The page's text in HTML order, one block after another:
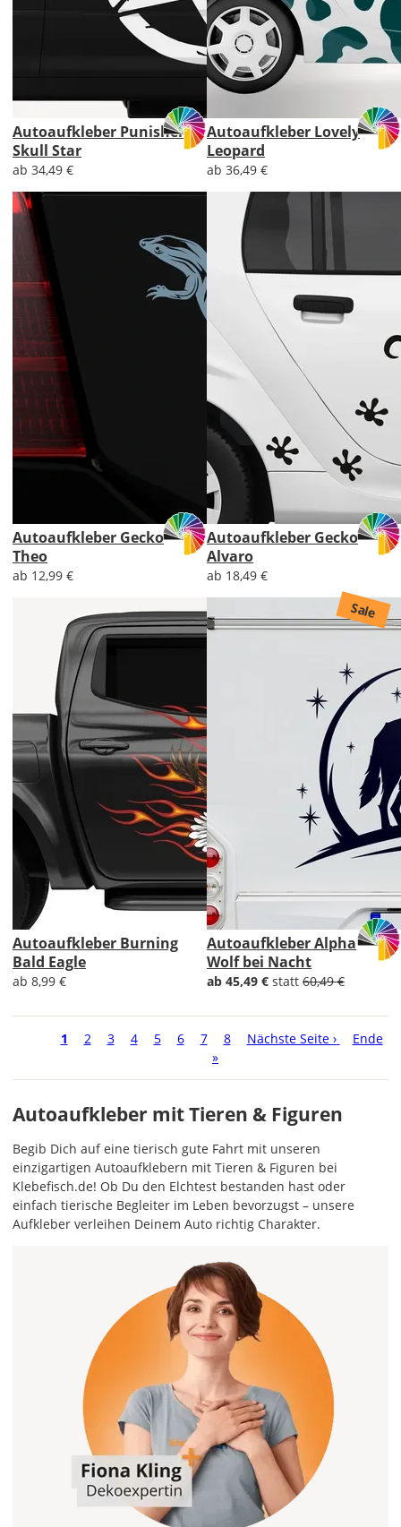
Autoaufkleber Punisher
Skull Star
ab 34,49 €
Autoaufkleber Lovely
Leopard
ab 36,49 €
Autoaufkleber Gecko
Theo
ab 12,99 €
Autoaufkleber Gecko
Alvaro
ab 18,49 €
Autoaufkleber Burning
Bald Eagle
ab 8,99 €
Sale
Autoaufkleber Alpha
Wolf bei Nacht
ab 45,49 € statt 60,49 €
Aktuelle
1 Seite
2 Seite
3 Seite
4 Seite
5 Seite
6 Seite
7 Seite
8
Nächste
Nächste Seite ›
Letzte
Ende
»
Autoaufkleber mit Tieren & Figuren
Begib Dich auf eine tierisch gute Fahrt mit unseren
einzigartigen Autoaufklebern mit Tieren & Figuren bei
Klebefisch.de! Ob Du den Elchtest bestanden hast oder
einfach tierische Begleiter im Leben bevorzugst – unsere
Aufkleber verleihen Deinem Auto richtig Charakter.